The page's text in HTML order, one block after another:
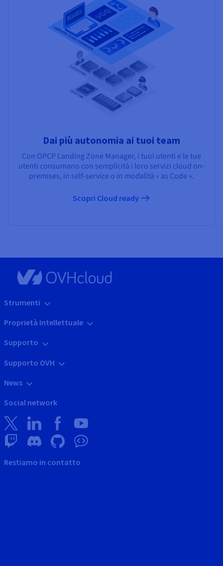
Dai più autonomia ai tuoi team
Con OPCP Landing Zone Manager, i tuoi utenti e le tue
utenti consumano con semplicità i loro servizi cloud on-
premises, in self-service o in modalità « as Code ».
Scopri Cloud ready
Strumenti
Proprietà Intellettuale
Supporto
Supporto OVH
News
Social network
Restiamo in contatto